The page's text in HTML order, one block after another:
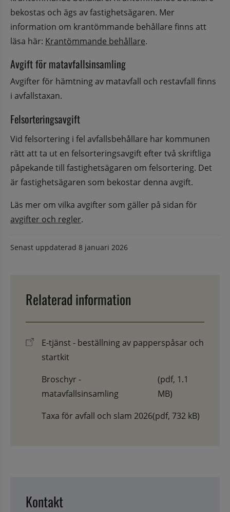
bekostas och ägs av fastighetsägaren. Mer
information om krantömmande behållare finns att
läsa här: Krantömmande behållare.
Avgift för matavfallsinsamling
Avgifter för hämtning av matavfall och restavfall finns
i avfallstaxan.
Felsorteringsavgift
Vid felsortering i fel avfallsbehållare har kommunen
rätt att ta ut en felsorteringsavgift efter två skriftliga
påpekande till fastighetsägaren om felsortering. Det
är fastighetsägaren som bekostar denna avgift.
avgifter och regler.
Senast uppdaterad 8 januari 2026
Relaterad information
E-tjänst - beställning av papperspåsar och
startkit
Broschyr -
matavfallsinsamling
(pdf, 1.1
MB)
Taxa för avfall och slam 2026(pdf, 732 kB)
Kontakt